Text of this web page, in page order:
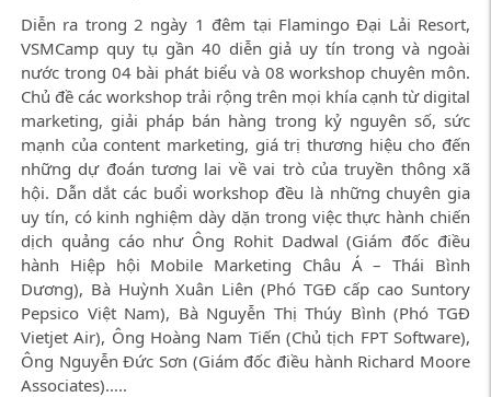
Diễn ra trong 2 ngày 1 đêm tại Flamingo Đại Lải Resort,
VSMCamp quy tụ gần 40 diễn giả uy tín trong và ngoài
nước trong 04 bài phát biểu và 08 workshop chuyên môn.
Chủ đề các workshop trải rộng trên mọi khía cạnh từ digital
marketing, giải pháp bán hàng trong kỷ nguyên số, sức
mạnh của content marketing, giá trị thương hiệu cho đến
những dự đoán tương lai về vai trò của truyền thông xã
hội. Dẫn dắt các buổi workshop đều là những chuyên gia
uy tín, có kinh nghiệm dày dặn trong việc thực hành chiến
dịch quảng cáo như Ông Rohit Dadwal (Giám đốc điều
hành Hiệp hội Mobile Marketing Châu Á – Thái Bình
Dương), Bà Huỳnh Xuân Liên (Phó TGĐ cấp cao Suntory
Pepsico Việt Nam), Bà Nguyễn Thị Thúy Bình (Phó TGĐ
Vietjet Air), Ông Hoàng Nam Tiến (Chủ tịch FPT Software),
Ông Nguyễn Đức Sơn (Giám đốc điều hành Richard Moore
Associates)…..